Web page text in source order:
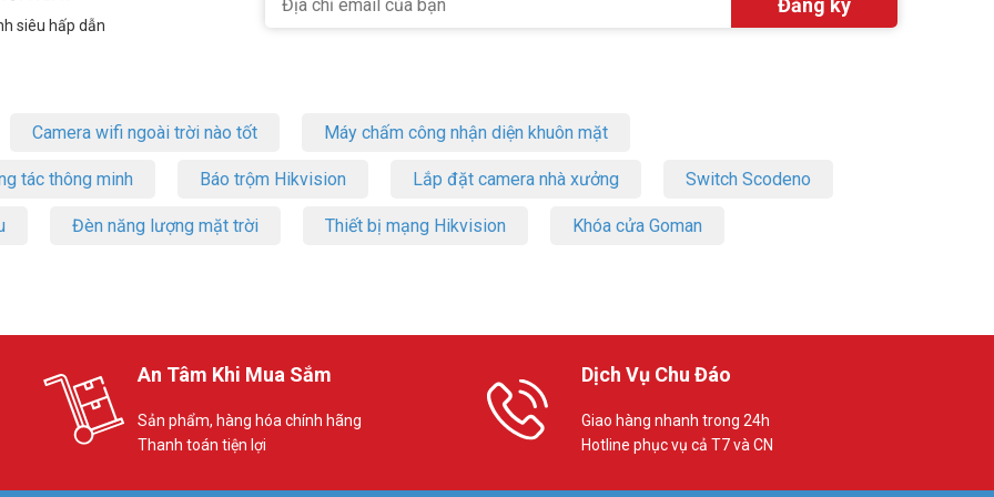
ca.
thời gian giải lao.
tiết kèm hình ảnh minh họa bằng tiếng Việt.
siêu hấp dẫn
Camera wifi ngoài trời nào tốt Máy chấm công nhận diện khuôn mặt
tác thông minh Báo trộm Hikvision Lắp đặt camera nhà xưởng Switch Scodeno
Đèn năng lượng mặt trời Thiết bị mạng Hikvision Khóa cửa Goman
An Tâm Khi Mua Sắm
Sản phẩm, hàng hóa chính hãng
Thanh toán tiện lợi
Dịch Vụ Chu Đáo
Giao hàng nhanh trong 24h
Hotline phục vụ cả T7 và CN